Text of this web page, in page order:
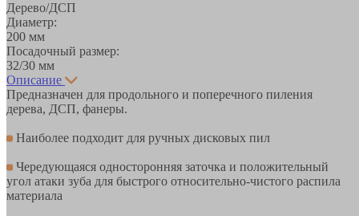
Дерево/ДСП
Диаметр:
200 мм
Посадочный размер:
32/30 мм
Описание
Предназначен для продольного и поперечного пиления
дерева, ДСП, фанеры.
Наиболее подходит для ручных дисковых пил
Чередующаяся односторонняя заточка и положительный
угол атаки зуба для быстрого относительно-чистого распила
материала